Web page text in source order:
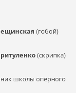
(гобой)
(скрипка)
школы оперного